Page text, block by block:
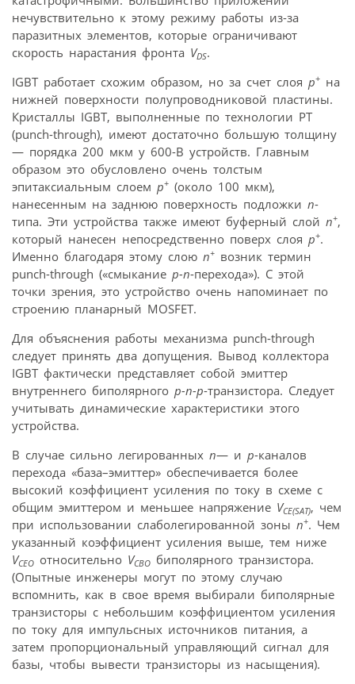
нечувствительно к этому режиму работы из-за
паразитных элементов, которые ограничивают
скорость нарастания фронта VDS.
IGBT работает схожим образом, но за счет слоя p+ на
нижней поверхности полупровод­никовой пластины.
Кристаллы IGBT, выполненные по технологии PT
(punch-through), имеют достаточно большую толщину
— порядка 200 мкм у 600-В устройств. Главным
образом это обусловлено очень толстым
эпитаксиальным слоем p+ (около 100 мкм),
нанесенным на заднюю поверхность подложки n-
типа. Эти устройства также имеют буферный слой n+,
который нанесен непосредственно поверх слоя p+.
Именно благодаря этому слою n+ возник термин
punch-through («смыкание р-n-перехода»). С этой
точки зрения, это устройство очень напоминает по
строению планарный MOSFET.
Для объяснения работы механизма punch-through
следует принять два допущения. Вывод коллектора
IGBT фактически представляет собой эмиттер
внутреннего биполярного р-n-р-транзистора. Следует
учитывать динамические характеристики этого
устройства.
В случае сильно легированных n— и р-каналов
перехода «база–эмиттер» обеспечивается более
высокий коэффициент усиления по току в схеме с
общим эмиттером и меньшее напряжение VCE(SAT), чем
при использовании слаболегированной зоны n+. Чем
указанный коэффициент усиления выше, тем ниже
VCEO относительно VCBO биполярного транзистора.
(Опытные инженеры могут по этому случаю
вспомнить, как в свое время выбирали биполярные
транзисторы с небольшим коэффициентом усиления
по току для импульсных источников питания, а
затем пропорциональный управляющий сигнал для
базы, чтобы вывести транзисторы из насыщения).